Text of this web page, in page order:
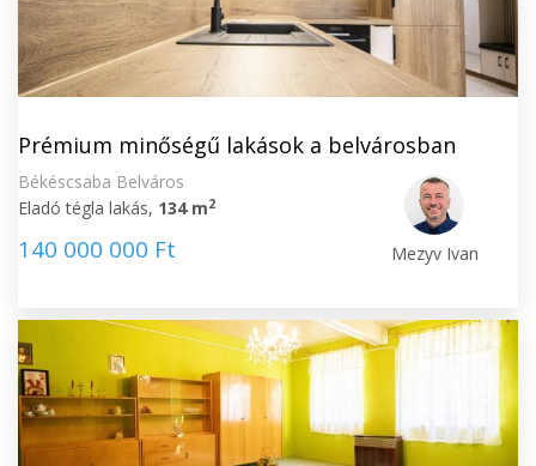
Prémium minőségű lakások a belvárosban
Békéscsaba Belváros
Eladó tégla lakás, 134 m2
140 000 000 Ft Mezyv Ivan